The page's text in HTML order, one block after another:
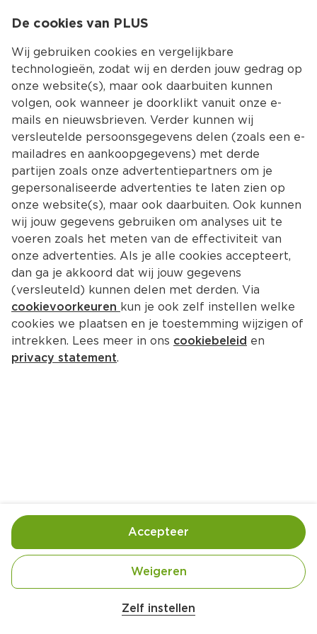
Kies jouw
Ingrediënten Bereiding
De cookies van PLUS
Wij gebruiken cookies en vergelijkbare
technologieën, zodat wij en derden jouw gedrag op
onze website(s), maar ook daarbuiten kunnen
volgen, ook wanneer je doorklikt vanuit onze e-
mails en nieuwsbrieven. Verder kunnen wij
versleutelde persoonsgegevens delen (zoals een e-
mailadres en aankoopgegevens) met derde
partijen zoals onze advertentiepartners om je
gepersonaliseerde advertenties te laten zien op
onze website(s), maar ook daarbuiten. Ook kunnen
wij jouw gegevens gebruiken om analyses uit te
voeren zoals het meten van de effectiviteit van
onze advertenties. Als je alle cookies accepteert,
dan ga je akkoord dat wij jouw gegevens
(versleuteld) kunnen delen met derden. Via
cookievoorkeuren kun je ook zelf instellen welke
cookies we plaatsen en je toestemming wijzigen of
intrekken. Lees meer in ons cookiebeleid en
privacy statement.
Zelf instellen
Weigeren
Accepteer